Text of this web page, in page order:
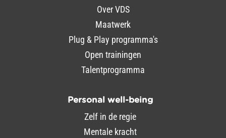
Over VDS
Maatwerk
Plug & Play programma's
Open trainingen
Talentprogramma
Personal well-being
Zelf in de regie
Mentale kracht